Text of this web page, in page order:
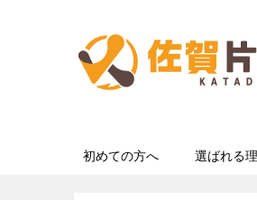
初めての方へ 選ばれる